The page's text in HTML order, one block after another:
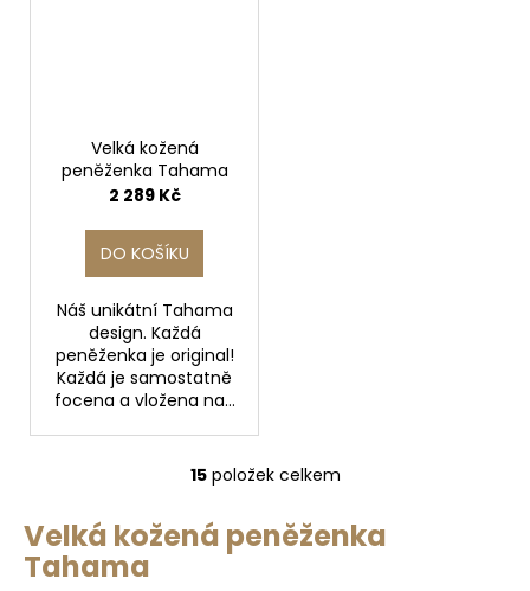
Velká kožená
peněženka Tahama
2 289 Kč
DO KOŠÍKU
Náš unikátní Tahama
design. Každá
peněženka je original!
Každá je samostatně
focena a vložena na...
O
l
15položek celkem
Velká kožená peněženka
Tahama